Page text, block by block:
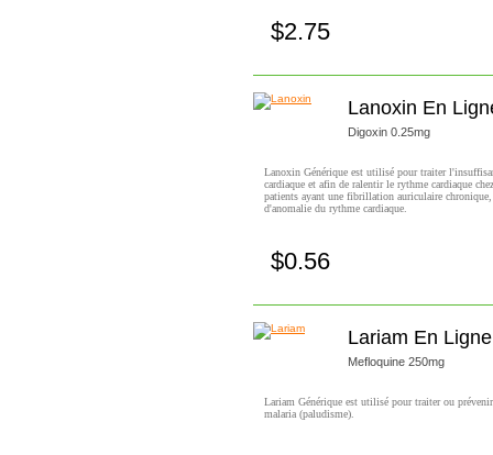
$2.75
Lanoxin En
Digoxin 0.25mg
Lanoxin Générique est utilisé pour traiter
cardiaque et afin de ralentir le rythme cardiaque
patients ayant une fibrillation auriculaire
d'anomalie du rythme cardiaque.
$0.56
Lariam En Ligne
Mefloquine 250mg
Lariam Générique est utilisé pour traiter ou
malaria (paludisme).